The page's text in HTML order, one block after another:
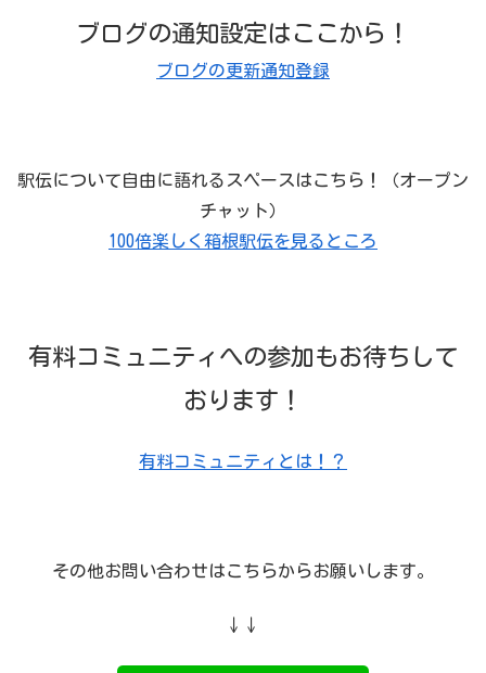
ブログの通知設定はここから！
ブログの更新通知登録
駅伝について自由に語れるスペースはこちら！（オープン
チャット）
100倍楽しく箱根駅伝を見るところ
有料コミュニティへの参加もお待ちして
おります！
有料コミュニティとは！？
その他お問い合わせはこちらからお願いします。
↓↓